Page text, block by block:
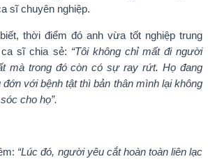
sĩ chuyên nghiệp.
thời điểm đó anh vừa tốt nghiệp trung
ca sĩ chia sẻ: “Tôi không chỉ mất đi người
mà trong đó còn có sự ray rứt. Họ đang
đớn với bệnh tật thì bản thân mình lại không
cho họ”.
“Lúc đó, người yêu cắt hoàn toàn liên lạc